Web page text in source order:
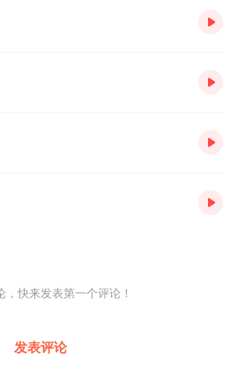
，快来发表第一个评论！
发表评论